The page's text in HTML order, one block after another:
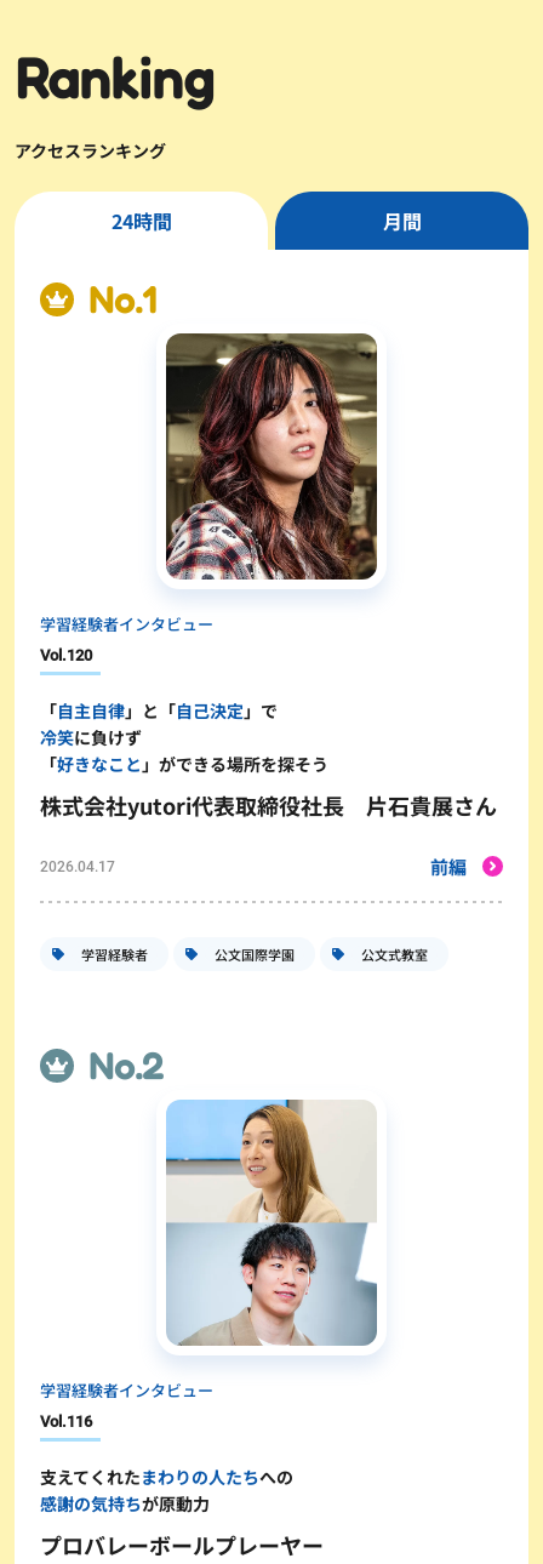
Ranking
アクセスランキング
24時間 月間
学習経験者インタビュー
Vol.120
「自主自律」と「自己決定 」で
冷笑に負けず
「好きなこと 」ができる場所を探そう
株式会社yutori代表取締役社長 片石貴展さん
2026.04.17 前編
学習経験者 公文国際学園 公文式教室
学習経験者インタビュー
Vol.116
支えてくれたまわりの人たちへの
感謝の気持ちが原動力
プロバレーボールプレーヤー